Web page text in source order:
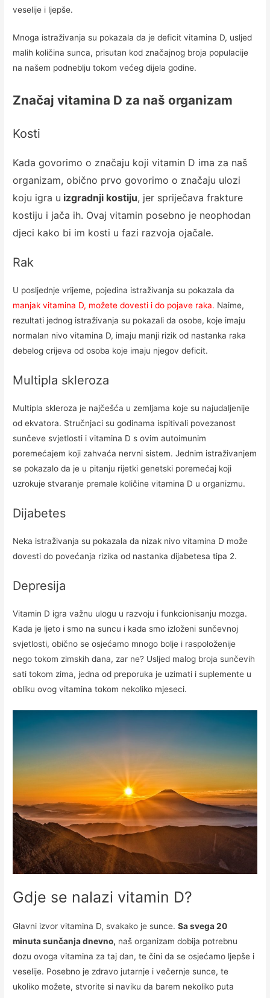
veselije i ljepše.
Mnoga istraživanja su pokazala da je deficit vitamina D, usljed
malih količina sunca, prisutan kod značajnog broja populacije
na našem podneblju tokom većeg dijela godine.
Značaj vitamina D za naš organizam
Kosti
Kada govorimo o značaju koji vitamin D ima za naš
organizam, obično prvo govorimo o značaju ulozi
koju igra u izgradnji kostiju, jer spriječava frakture
kostiju i jača ih. Ovaj vitamin posebno je neophodan
djeci kako bi im kosti u fazi razvoja ojačale.
Rak
U posljednje vrijeme, pojedina istraživanja su pokazala da
manjak vitamina D, možete dovesti i do pojave raka. Naime,
rezultati jednog istraživanja su pokazali da osobe, koje imaju
normalan nivo vitamina D, imaju manji rizik od nastanka raka
debelog crijeva od osoba koje imaju njegov deficit.
Multipla skleroza
Multipla skleroza je najčešća u zemljama koje su najudaljenije
od ekvatora. Stručnjaci su godinama ispitivali povezanost
sunčeve svjetlosti i vitamina D s ovim autoimunim
poremećajem koji zahvaća nervni sistem. Jednim istraživanjem
se pokazalo da je u pitanju rijetki genetski poremećaj koji
uzrokuje stvaranje premale količine vitamina D u organizmu.
Dijabetes
Neka istraživanja su pokazala da nizak nivo vitamina D može
dovesti do povećanja rizika od nastanka dijabetesa tipa 2.
Depresija
Vitamin D igra važnu ulogu u razvoju i funkcionisanju mozga.
Kada je ljeto i smo na suncu i kada smo izloženi sunčevnoj
svjetlosti, obično se osjećamo mnogo bolje i raspoloženije
nego tokom zimskih dana, zar ne? Usljed malog broja sunčevih
sati tokom zima, jedna od preporuka je uzimati i suplemente u
obliku ovog vitamina tokom nekoliko mjeseci.
Gdje se nalazi vitamin D?
Glavni izvor vitamina D, svakako je sunce.Sa svega 20
minuta sunčanja dnevno, naš organizam dobija potrebnu
dozu ovoga vitamina za taj dan, te čini da se osjećamo ljepše i
veselije. Posebno je zdravo jutarnje i večernje sunce, te
ukoliko možete, stvorite si naviku da barem nekoliko puta